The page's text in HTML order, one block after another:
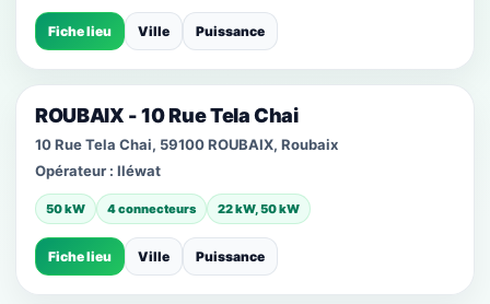
Fiche lieu Ville Puissance
ROUBAIX - 10 Rue Tela Chai
10 Rue Tela Chai, 59100 ROUBAIX, Roubaix
Opérateur : Iléwat
50 kW 4 connecteurs 22 kW, 50 kW
Fiche lieu Ville Puissance